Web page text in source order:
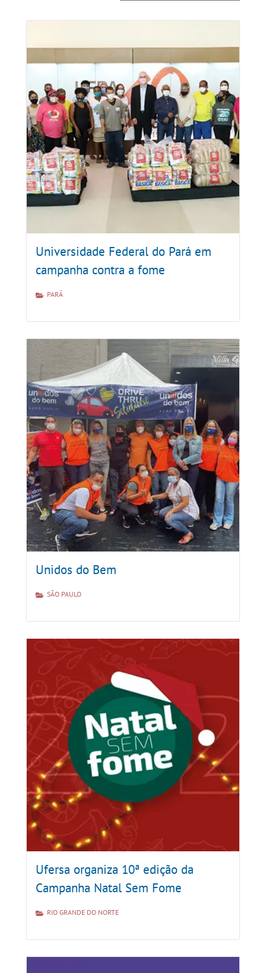
Universidade Federal do Pará em
campanha contra a fome
PARÁ
Unidos do Bem
SÃO PAULO
Ufersa organiza 10ª edição da
Campanha Natal Sem Fome
RIO GRANDE DO NORTE